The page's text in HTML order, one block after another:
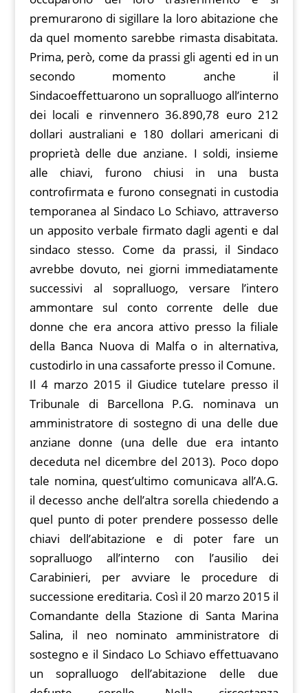
premurarono di sigillare la loro abitazione che
da quel momento sarebbe rimasta disabitata.
Prima, però, come da prassi gli agenti ed in un
secondo momento anche il
Sindacoeffettuarono un sopralluogo all’interno
dei locali e rinvennero 36.890,78 euro 212
dollari australiani e 180 dollari americani di
proprietà delle due anziane. I soldi, insieme
alle chiavi, furono chiusi in una busta
controfirmata e furono consegnati in custodia
temporanea al Sindaco Lo Schiavo, attraverso
un apposito verbale firmato dagli agenti e dal
sindaco stesso. Come da prassi, il Sindaco
avrebbe dovuto, nei giorni immediatamente
successivi al sopralluogo, versare l’intero
ammontare sul conto corrente delle due
donne che era ancora attivo presso la filiale
della Banca Nuova di Malfa o in alternativa,
custodirlo in una cassaforte presso il Comune.
Il 4 marzo 2015 il Giudice tutelare presso il
Tribunale di Barcellona P.G. nominava un
amministratore di sostegno di una delle due
anziane donne (una delle due era intanto
deceduta nel dicembre del 2013). Poco dopo
tale nomina, quest’ultimo comunicava all’A.G.
il decesso anche dell’altra sorella chiedendo a
quel punto di poter prendere possesso delle
chiavi dell’abitazione e di poter fare un
sopralluogo all’interno con l’ausilio dei
Carabinieri, per avviare le procedure di
successione ereditaria. Così il 20 marzo 2015 il
Comandante della Stazione di Santa Marina
Salina, il neo nominato amministratore di
sostegno e il Sindaco Lo Schiavo effettuavano
un sopralluogo dell’abitazione delle due